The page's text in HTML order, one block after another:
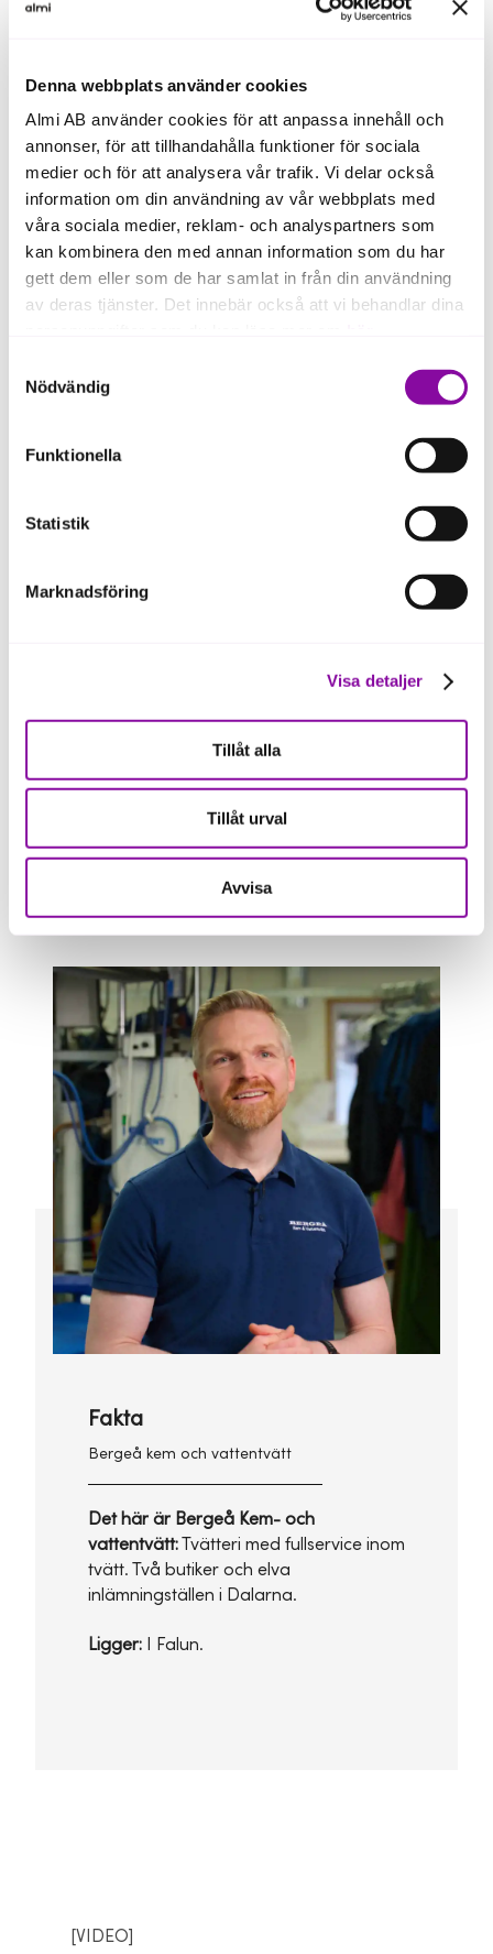
Denna webbplats använder cookies
Almi AB använder cookies för att anpassa innehåll och
annonser, för att tillhandahålla funktioner för sociala
medier och för att analysera vår trafik. Vi delar också
information om din användning av vår webbplats med
våra sociala medier, reklam- och analyspartners som
kan kombinera den med annan information som du har
gett dem eller som de har samlat in från din användning
av deras tjänster. Det innebär också att vi behandlar dina
Om du klickar på avvisa kommer användning av kakor
eller delning av information enligt ovan, inte att ske,
förutom för kakor som är nödvändiga för att hemsidan
ska fungera se mer under inställningar.
Nödvändig
Funktionella
Statistik
Marknadsföring
Visa detaljer
Tillåt alla
Tillåt urval
Avvisa
Fakta
NOAQ
Det här är NOAQ:Utvecklar och säljer
översvämningsskydd på en globala
marknad.
Ligger:I Näsviken.
Bergå kem och vattentvätt
Kan du inte se videon?
på almi.se, och aktivera att du godkänner
"Marknadsföring".
Fakta
Bergeå kem och vattentvätt
Det här är Bergeå Kem- och
vattentvätt:Tvätteri med fullservice inom
tvätt. Två butiker och elva
inlämningställen i Dalarna.
Ligger: I Falun.
[VIDEO]